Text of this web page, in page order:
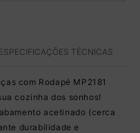
ESPECIFICAÇÕES TÉCNICAS
com Rodapé MP2181
cozinha dos sonhos!
acetinado (cerca
durabilidade e